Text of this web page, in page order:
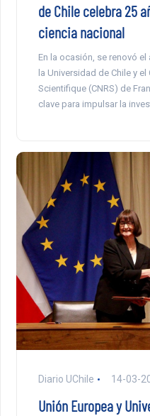
de Chile celebra 25
ciencia nacional
En la ocasión, se renovó
la Universidad de Chile y
Scientifique (CNRS) de
clave para impulsar la
Diario UChile 14-03-
Unión Europea y